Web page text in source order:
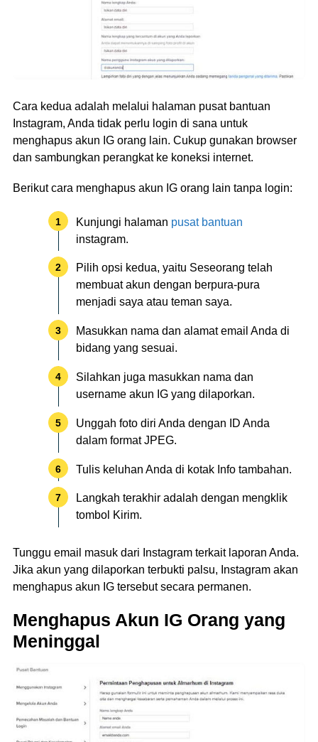
Cara kedua adalah melalui halaman pusat bantuan
Instagram, Anda tidak perlu login di sana untuk
menghapus akun IG orang lain. Cukup gunakan browser
dan sambungkan perangkat ke koneksi internet.
Berikut cara menghapus akun IG orang lain tanpa login:
Kunjungi halaman pusat bantuan
instagram.
Pilih opsi kedua, yaitu Seseorang telah
membuat akun dengan berpura-pura
menjadi saya atau teman saya.
Masukkan nama dan alamat email Anda di
bidang yang sesuai.
Silahkan juga masukkan nama dan
username akun IG yang dilaporkan.
Unggah foto diri Anda dengan ID Anda
dalam format JPEG.
Tulis keluhan Anda di kotak Info tambahan.
Langkah terakhir adalah dengan mengklik
tombol Kirim.
Tunggu email masuk dari Instagram terkait laporan Anda.
Jika akun yang dilaporkan terbukti palsu, Instagram akan
menghapus akun IG tersebut secara permanen.
Menghapus Akun IG Orang yang
Meninggal